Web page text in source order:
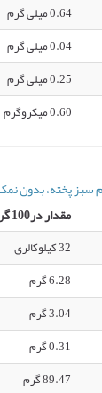
پخته، بدون
مقدار در100 گرم
32 کیلوکالری
6.28 گرم
3.04 گرم
0.31 گرم
89.47 گرم
0.64 میلی گرم
0.04 میلی گرم
0.25 میلی گرم
0.60 میکروگرم